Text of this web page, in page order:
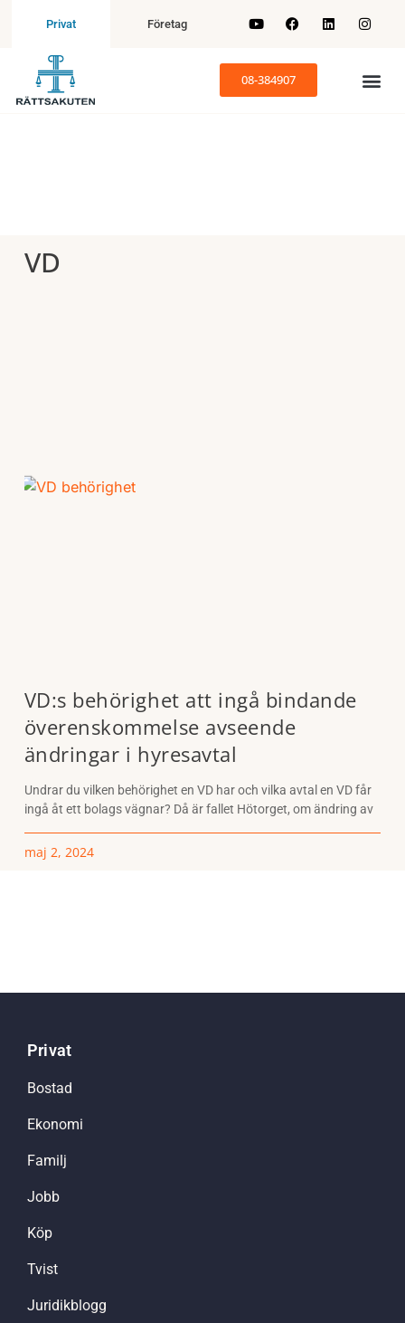
Privat Företag
08-384907
VD
VD:s behörighet att ingå bindande
överenskommelse avseende
ändringar i hyresavtal
Undrar du vilken behörighet en VD har och vilka avtal en VD får
ingå åt ett bolags vägnar? Då är fallet Hötorget, om ändring av
maj 2, 2024
Privat
Bostad
Ekonomi
Familj
Jobb
Köp
Tvist
Juridikblogg